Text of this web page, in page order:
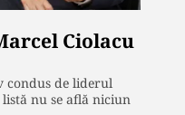
Ciolacu
condus de liderul
listă nu se află niciun